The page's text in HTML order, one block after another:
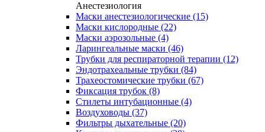
Анестезиология
Маски анестезиологические (15)
Маски кислородные (22)
Маски аэрозольные (4)
Ларингеальные маски (46)
Трубки для респираторной терапии (12)
Эндотрахеальные трубки (84)
Трахеостомические трубки (67)
Фиксация трубок (8)
Стилеты интубационные (4)
Воздуховоды (37)
Фильтры дыхательные (20)